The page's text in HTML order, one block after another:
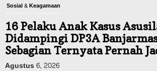
Sosial & Keagamaan
16 Pelaku Anak Kasus
Didampingi DP3A
Sebagian Ternyata Pernah
Agustus 6, 2026